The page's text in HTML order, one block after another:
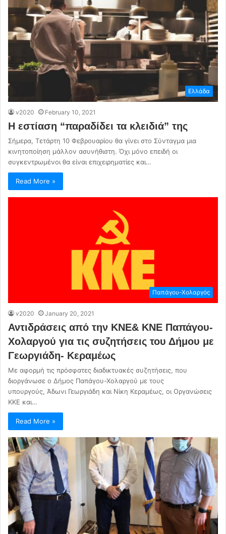
Ελλάδα
v2020 February 10, 2021
Η εστίαση “παραδίδει τα κλειδιά” της
Σήμερα, Τετάρτη 10 Φεβρουαρίου θα γίνει στο Σύνταγμα μια
κινητοποίηση μάλλον ασυνήθιστη. Όχι μόνο επειδή οι
συγκεντρωμένοι θα είναι επιχειρηματίες και…
Read More »
Παπάγου-Χολαργός
v2020 January 20, 2021
Αντιδράσεις από την ΚΝΕ& ΚΝΕ Παπάγου-
Χολαργού για τις συζητήσεις του Δήμου με
Γεωργιάδη- Κεραμέως
Με αφορμή τις πρόσφατες διαδικτυακές συζητήσεις, που
διοργάνωσε ο Δήμος Παπάγου-Χολαργού με τους
υπουργούς, Άδωνι Γεωργιάδη και Νίκη Κεραμέως, οι Οργανώσεις
ΚΚΕ και…
Read More »